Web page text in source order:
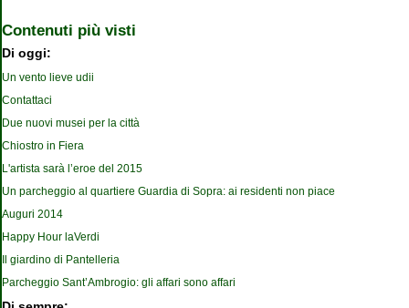
Contenuti più visti
Di oggi:
Un vento lieve udii
Contattaci
Due nuovi musei per la città
Chiostro in Fiera
L'artista sarà l’eroe del 2015
Un parcheggio al quartiere Guardia di Sopra: ai residenti non piace
Auguri 2014
Happy Hour laVerdi
Il giardino di Pantelleria
Parcheggio Sant’Ambrogio: gli affari sono affari